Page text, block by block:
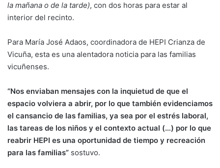
la mañana o de la tarde), con dos horas para estar al
interior del recinto.
Para María José Adaos, coordinadora de HEPI Crianza de
Vicuña, esta es una alentadora noticia para las familias
vicuñenses.
“Nos enviaban mensajes con la inquietud de que el
espacio volviera a abrir, por lo que también evidenciamos
el cansancio de las familias, ya sea por el estrés laboral,
las tareas de los niños y el contexto actual (…) por lo que
reabrir HEPI es una oportunidad de tiempo y recreación
para las familias” sostuvo.